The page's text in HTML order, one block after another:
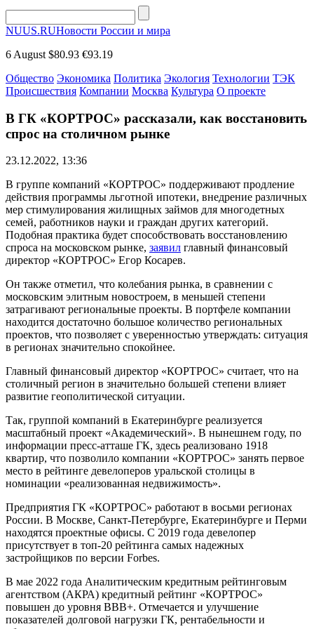
NUUS.RUНовости России и мира
6 August $80.93 €93.19
Общество Экономика Политика Экология Технологии ТЭК
Происшествия Компании Москва Культура О проекте
В ГК «КОРТРОС» рассказали, как восстановить
спрос на столичном рынке
23.12.2022, 13:36
В группе компаний «КОРТРОС» поддерживают продление
действия программы льготной ипотеки, внедрение различных
мер стимулирования жилищных займов для многодетных
семей, работников науки и граждан других категорий.
Подобная практика будет способствовать восстановлению
спроса на московском рынке, заявил главный финансовый
директор «КОРТРОС» Егор Косарев.
Он также отметил, что колебания рынка, в сравнении с
московским элитным новостроем, в меньшей степени
затрагивают региональные проекты. В портфеле компании
находится достаточно большое количество региональных
проектов, что позволяет с уверенностью утверждать: ситуация
в регионах значительно спокойнее.
Главный финансовый директор «КОРТРОС» считает, что на
столичный регион в значительно большей степени влияет
развитие геополитической ситуации.
Так, группой компаний в Екатеринбурге реализуется
масштабный проект «Академический». В нынешнем году, по
информации пресс-атташе ГК, здесь реализовано 1918
квартир, что позволило компании «КОРТРОС» занять первое
место в рейтинге девелоперов уральской столицы в
номинации «реализованная недвижимость».
Предприятия ГК «КОРТРОС» работают в восьми регионах
России. В Москве, Cанкт-Петербурге, Екатеринбурге и Перми
находятся проектные офисы. С 2019 года девелопер
присутствует в топ-20 рейтинга самых надежных
застройщиков по версии Forbes.
В мае 2022 года Аналитическим кредитным рейтинговым
агентством (АКРА) кредитный рейтинг «КОРТРОС»
повышен до уровня BBB+. Отмечается и улучшение
показателей долговой нагрузки ГК, рентабельности и